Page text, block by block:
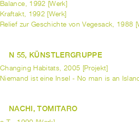
Balance, 1992 [Werk]
Kraftakt, 1992 [Werk]
Relief zur Geschichte von Vegesack, 1988
N 55, KÜNSTLERGRUPPE
Changing Habitats, 2005 [Projekt]
Niemand ist eine Insel - No man is an
NACHI, TOMITARO